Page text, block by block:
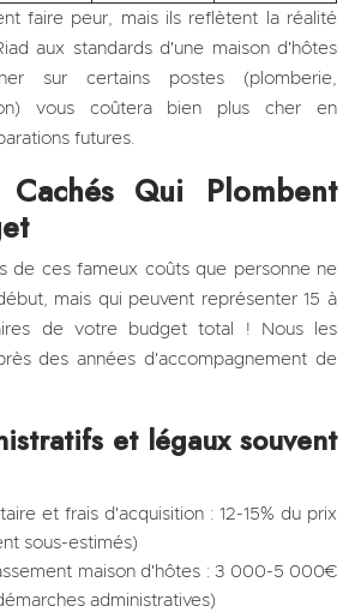
faire peur, mais ils reflètent la réalité
aux standards d'une maison d'hôtes
sur certains postes (plomberie,
vous coûtera bien plus cher en
futures.
Qui Plombent
de ces fameux coûts que personne ne
mais qui peuvent représenter 15 à
de votre budget total ! Nous les
des années d'accompagnement de
et légaux souvent
et frais d'acquisition : 12-15% du prix
sous-estimés)
maison d'hôtes : 3 000-5 000€
administratives)